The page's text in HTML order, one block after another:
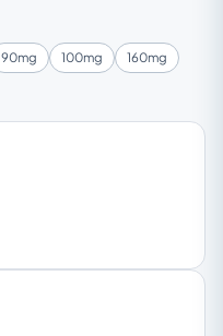
90mg 100mg
160mg